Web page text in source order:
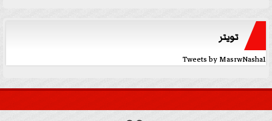
تويتر
Tweets by MasrwNasha1